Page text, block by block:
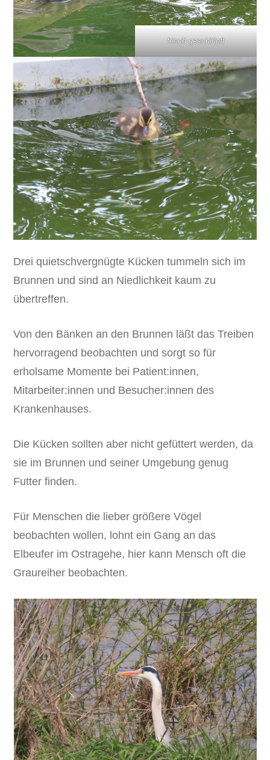
frisch geschlüpft
Drei quietschvergnügte Kücken tummeln sich im
Brunnen und sind an Niedlichkeit kaum zu
übertreffen.
Von den Bänken an den Brunnen läßt das Treiben
hervorragend beobachten und sorgt so für
erholsame Momente bei Patient:innen,
Mitarbeiter:innen und Besucher:innen des
Krankenhauses.
Die Kücken sollten aber nicht gefüttert werden, da
sie im Brunnen und seiner Umgebung genug
Futter finden.
Für Menschen die lieber größere Vögel
beobachten wollen, lohnt ein Gang an das
Elbeufer im Ostragehe, hier kann Mensch oft die
Graureiher beobachten.